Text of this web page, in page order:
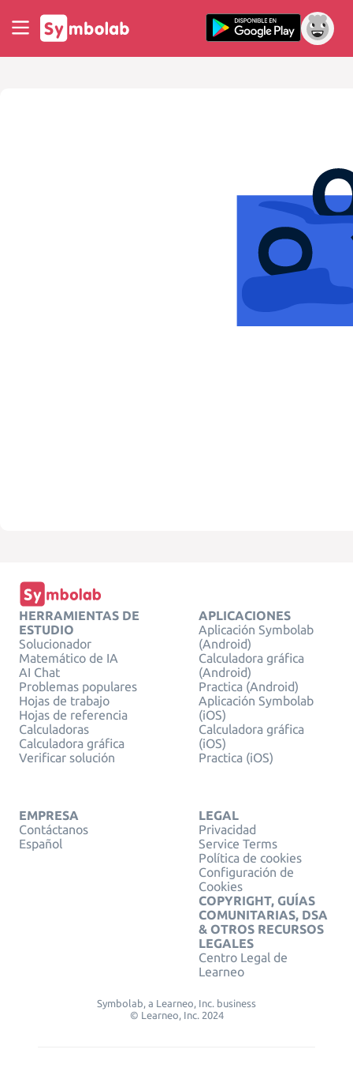
HERRAMIENTAS DE
ESTUDIO
Solucionador
Matemático de IA
AI Chat
Problemas populares
Hojas de trabajo
Hojas de referencia
Calculadoras
Calculadora gráfica
Verificar solución
APLICACIONES
Aplicación Symbolab
(Android)
Calculadora gráfica
(Android)
Practica (Android)
Aplicación Symbolab
(iOS)
Calculadora gráfica
(iOS)
Practica (iOS)
EMPRESA
Contáctanos
Español
LEGAL
Privacidad
Service Terms
Política de cookies
Configuración de
Cookies
COPYRIGHT, GUÍAS
COMUNITARIAS, DSA
& OTROS RECURSOS
LEGALES
Centro Legal de
Learneo
Symbolab, a Learneo, Inc. business
© Learneo, Inc. 2024